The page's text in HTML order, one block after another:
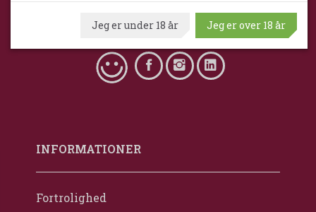
mail@naestvedvinkompagni.dk
INFORMATIONER
Fortrolighed
Jeg er under 18 år Jeg er over 18 år